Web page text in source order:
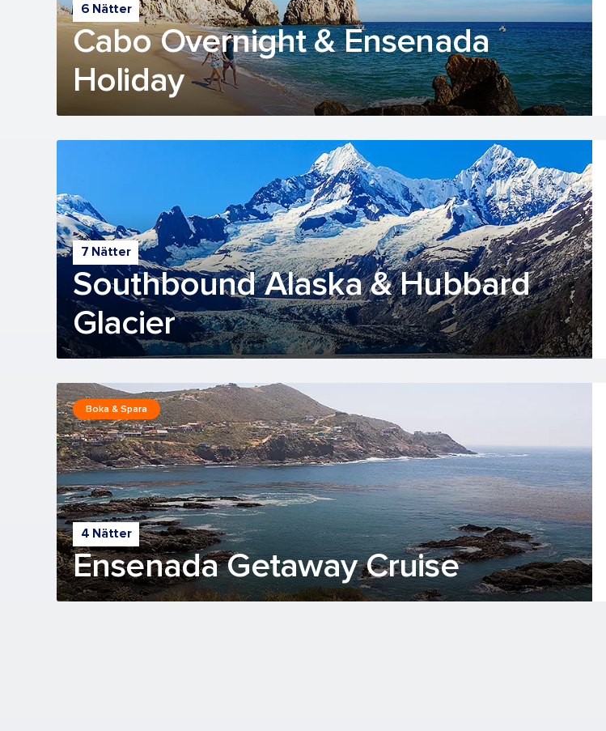
6 Nätter
Cabo Overnight & Ensenada
Holiday
7 Nätter
Southbound Alaska & Hubbard
Glacier
4 Nätter
Ensenada Getaway Cruise
Boka & Spara